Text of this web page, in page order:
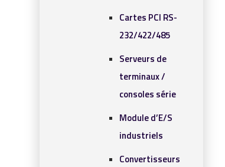
Cartes PCI RS-
232/422/485
Serveurs de
terminaux /
consoles série
Module d’E/S
industriels
Convertisseurs